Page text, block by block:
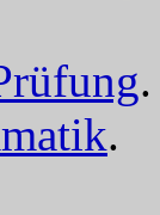
.
.